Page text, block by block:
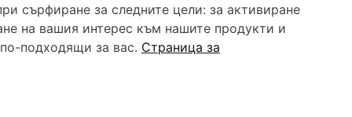
все че се полагат всички усилия за обновяване и
и самолечението могат да бъдат опасни за
помощ!
сърфиране за следните цели: за активиране
на вашия интерес към нашите продукти и
подходящи за вас. Страница за